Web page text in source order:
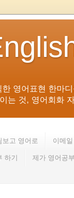
영어표현 한마
는 것, 영어회화
보고 영어로 이메
하기 제가 영어공